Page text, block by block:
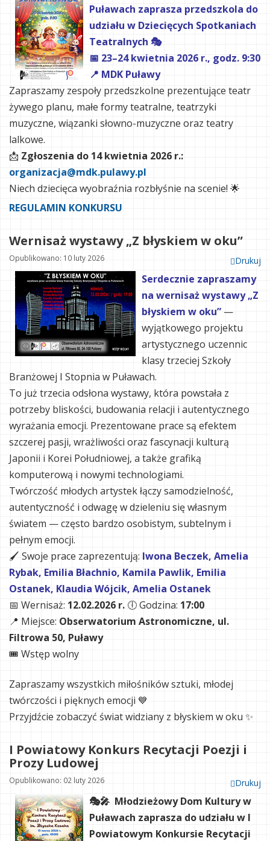
Puławach zaprasza przedszkola do
udziału w Dziecięcych Spotkaniach
Teatralnych 🎭
📅 23–24 kwietnia 2026 r., godz. 9:30
📍 MDK Puławy
Zapraszamy zespoły przedszkolne prezentujące teatr
żywego planu, małe formy teatralne, teatrzyki
muzyczne, wiązanki słowno-muzyczne oraz teatry
lalkowe.
📩 Zgłoszenia do 14 kwietnia 2026 r.:
organizacja@mdk.pulawy.pl
Niech dziecięca wyobraźnia rozbłyśnie na scenie! 🌟
REGULAMIN KONKURSU
Wernisaż wystawy „Z błyskiem w oku”
Drukuj
Opublikowano: 10 luty 2026
Serdecznie zapraszamy
na wernisaż wystawy „Z
błyskiem w oku” —
wyjątkowego projektu
artystycznego uczennic
klasy trzeciej Szkoły
Branżowej I Stopnia w Puławach.
To już trzecia odsłona wystawy, która powstała z
potrzeby bliskości, budowania relacji i autentycznego
wyrażania emocji. Prezentowane prace są efektem
szczerej pasji, wrażliwości oraz fascynacji kulturą
Japonii i Korei Południowej, a także grafiką
komputerową i nowymi technologiami.
Twórczość młodych artystek łączy samodzielność,
autentyczność i odwagę w dzieleniu się własnym
światem — często bardzo osobistym, subtelnym i
pełnym emocji.
🖌️ Swoje prace zaprezentują: Iwona Beczek, Amelia
Rybak, Emilia Błachnio, Kamila Pawlik, Emilia
Ostanek, Klaudia Wójcik, Amelia Ostanek
📅 Wernisaż: 12.02.2026 r. 🕕 Godzina: 17:00
📍 Miejsce: Obserwatorium Astronomiczne, ul.
Filtrowa 50, Puławy
🎟️ Wstęp wolny
Zapraszamy wszystkich miłośników sztuki, młodej
twórczości i pięknych emocji 💙
Przyjdźcie zobaczyć świat widziany z błyskiem w oku ✨
I Powiatowy Konkurs Recytacji Poezji i
Prozy Ludowej
Drukuj
Opublikowano: 02 luty 2026
🎭🎤 Młodzieżowy Dom Kultury w
Puławach zaprasza do udziału w I
Powiatowym Konkursie Recytacji